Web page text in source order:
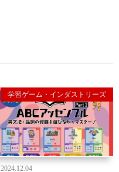
学習ゲーム・インダストリーズ
2024.12.04